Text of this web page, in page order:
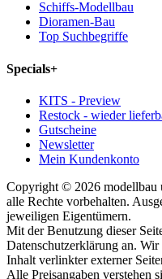
Schiffs-Modellbau
Dioramen-Bau
Top Suchbegriffe
Specials+
KITS - Preview
Restock - wieder
Gutscheine
Newsletter
Mein Kundenkonto
Copyright © 2026 modellbau
alle Rechte vorbehalten.
jeweiligen Eigentümern.
Mit der Benutzung dieser
Datenschutzerklärung an.
Inhalt verlinkter externer
Alle Preisangaben verstehen